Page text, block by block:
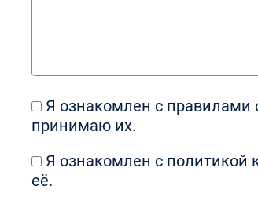
Я ознакомлен с правилами
принимаю их.
Я ознакомлен с политикой
её.